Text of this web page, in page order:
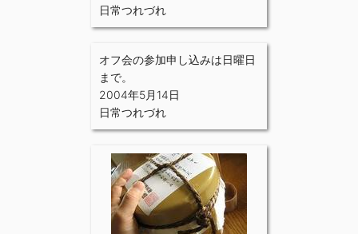
日常つれづれ
オフ会の参加申し込みは日曜日
まで。
2004年5月14日
日常つれづれ